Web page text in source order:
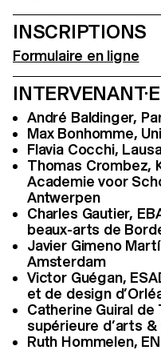
INSCRIPTIONS
Formulaire en ligne
André Baldinger,
Max Bonhomme,
Flavia Cocchi,
Thomas Crombez,
Academie voor
Antwerpen
Charles Gautier,
beaux-arts de
Javier Gimeno
Amsterdam
Victor Guégan,
et de design
Catherine Guiral de
supérieure d’arts
Ruth Hommelen,